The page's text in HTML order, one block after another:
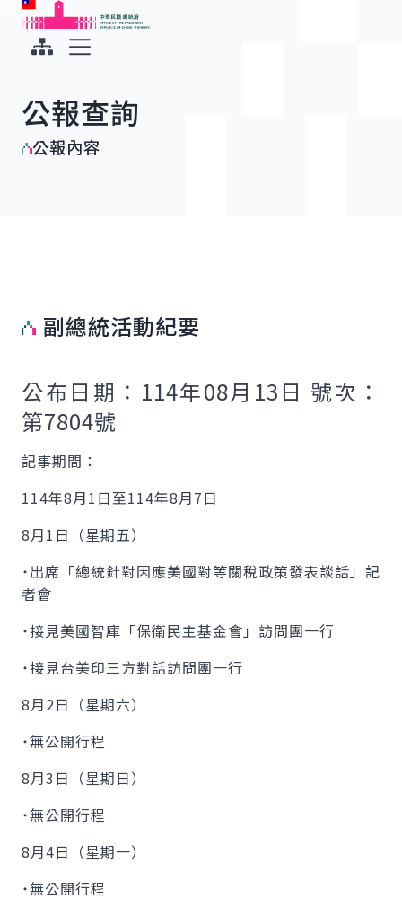
跳到主要內容
中華民國總統府
公報查詢
公報內容
副總統活動紀要
公布日期：114年08月13日 號次：
第7804號
記事期間：
114年8月1日至114年8月7日
8月1日（星期五）
˙出席「總統針對因應美國對等關稅政策發表談話」記
者會
˙接見美國智庫「保衛民主基金會」訪問團一行
˙接見台美印三方對話訪問團一行
8月2日（星期六）
˙無公開行程
8月3日（星期日）
˙無公開行程
8月4日（星期一）
˙無公開行程